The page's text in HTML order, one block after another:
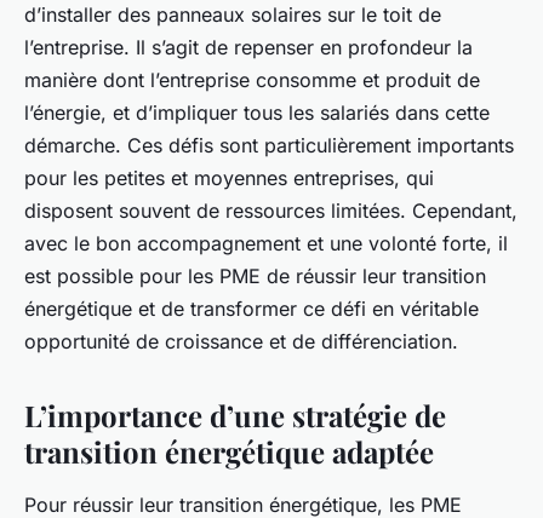
d’installer des panneaux solaires sur le toit de
l’entreprise. Il s’agit de repenser en profondeur la
manière dont l’entreprise consomme et produit de
l’énergie, et d’impliquer tous les salariés dans cette
démarche. Ces défis sont particulièrement importants
pour les petites et moyennes entreprises, qui
disposent souvent de ressources limitées. Cependant,
avec le bon accompagnement et une volonté forte, il
est possible pour les PME de réussir leur transition
énergétique et de transformer ce défi en véritable
opportunité de croissance et de différenciation.
L’importance d’une stratégie de
transition énergétique adaptée
Pour réussir leur transition énergétique, les PME